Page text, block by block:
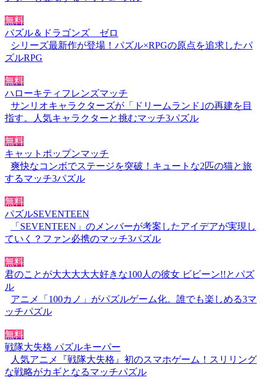
無料
パズル＆ドラゴンズ ゼロ
シリーズ最新作が登場！パズル×RPGの原点を追求したパ
ズルRPG
無料
ハローキティフレンズマッチ
サンリオキャラクターズが「ドリームランド｣の再建を目
指す。人気キャラクターと挑むマッチ3パズル
無料
キャットポップンマッチ
爽快なコンボでステージを突破！キュートな2匹の猫と旅
するマッチ3パズル
無料
パズルSEVENTEEN
「SEVENTEEN」のメンバーが考案したアイデアが実現し
ていく？ファン必携のマッチ3パズル
無料
君のことが大大大大大好きな100人の彼女 ビビーン!!とパズ
ル
アニメ「100カノ」がパズルゲーム化。誰でも楽しめる3マ
ッチパズル
無料
戦隊大失格 パズルキーパー
人気アニメ『戦隊大失格』初のスマホゲーム！スリリング
な戦略がカギとなるマッチパズル